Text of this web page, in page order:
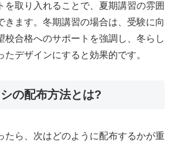
を取り入れることで、夏期講習の雰囲
きます。冬期講習の場合は、受験に向
校合格へのサポートを強調し、冬らし
たデザインにすると効果的です。
の配布方法とは?
たら、次はどのように配布するかが重